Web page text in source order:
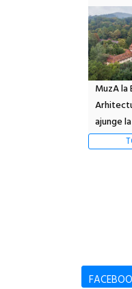
MuzA la
ajunge